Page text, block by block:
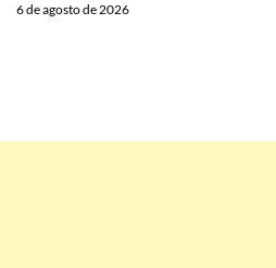
6 de agosto de 2026